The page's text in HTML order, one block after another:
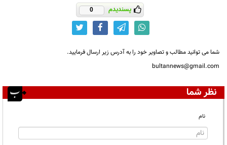
پسندیدم 0
شما می توانید مطالب و تصاویر خود را به آدرس زیر ارسال فرمایید.
bultannews@gmail.com
نظر شما
نام